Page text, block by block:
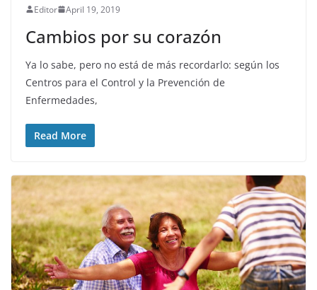
Editor April 19, 2019
Cambios por su corazón
Ya lo sabe, pero no está de más recordarlo: según los
Centros para el Control y la Prevención de
Enfermedades,
Read More